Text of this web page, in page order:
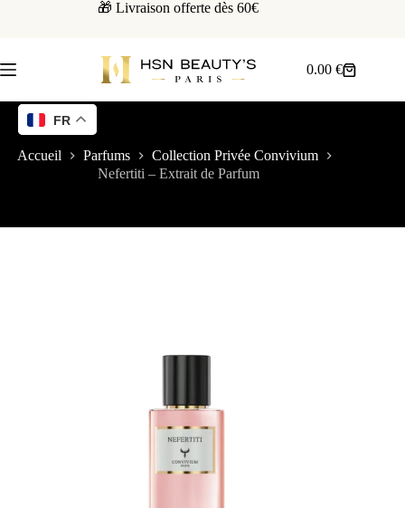
🎁 Livraison offerte dès 60€
0.00€
Accueil Parfums
Collection Privée Convivium
Nefertiti – Extrait de Parfum
FR